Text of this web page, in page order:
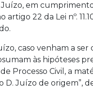
em
artigo 22 da Lei nº.
caso venham a ser
às hipóteses
Processo Civil, a
D. Juízo de origem”,